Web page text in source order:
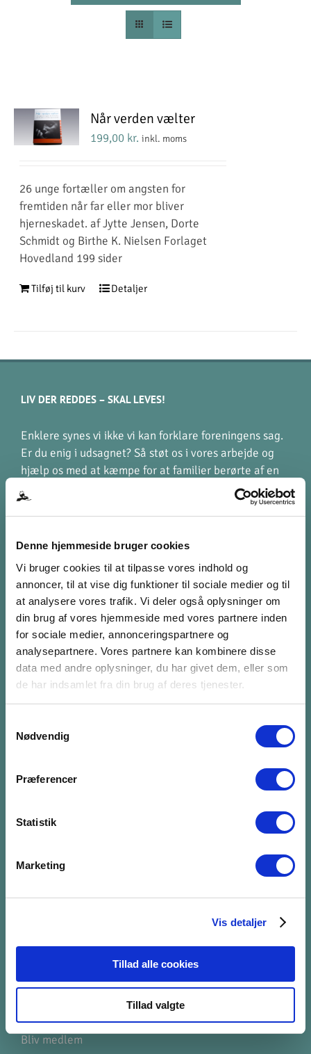
Denne hjemmeside bruger cookies
Vi bruger cookies til at tilpasse vores indhold og
annoncer, til at vise dig funktioner til sociale medier og til
at analysere vores trafik. Vi deler også oplysninger om
din brug af vores hjemmeside med vores partnere inden
for sociale medier, annonceringspartnere og
analysepartnere. Vores partnere kan kombinere disse
data med andre oplysninger, du har givet dem, eller som
de har indsamlet fra din brug af deres tjenester.
Nødvendig
Præferencer
Statistik
Marketing
Vis detaljer
Tillad alle cookies
Tillad valgte
Når verden vælter
199,00 kr. inkl. moms
26 unge fortæller om angsten for
fremtiden når far eller mor bliver
hjerneskadet. af Jytte Jensen, Dorte
Schmidt og Birthe K. Nielsen Forlaget
Hovedland 199 sider
Tilføj til kurv Detaljer
LIV DER REDDES – SKAL LEVES!
Enklere synes vi ikke vi kan forklare foreningens sag.
Er du enig i udsagnet? Så støt os i vores arbejde og
hjælp os med at kæmpe for at familier berørte af en
hjerneskade, kan leve liv der giver mening.
STØT VIA MOBILEPAY
998 631
[kun til donationer]
FÅ NYHEDSBREV
Abonnér på vores nyhedsbrev. Vi sender 6-8 gange
om året et nyhedsbrev med nyttig viden.
Tilmeld dig nyhedsbrevet
Bliv medlem